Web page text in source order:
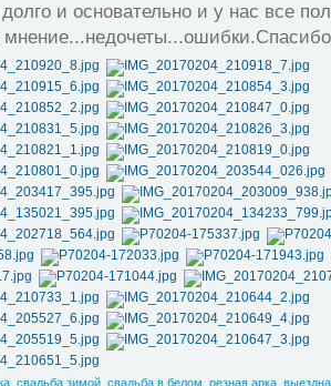
и основательно и у нас все
свадьба зимой свадьба в белом резная арка